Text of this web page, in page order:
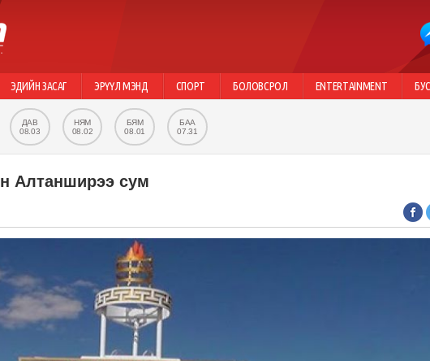
ЭДИЙН ЗАСАГ ЭРҮҮЛ МЭНД СПОРТ БОЛОВСРОЛ ENTERTAINMENT
ДАВ
08.03
НЯМ
08.02
БЯМ
08.01
БАА
07.31
Алтанширээ сум